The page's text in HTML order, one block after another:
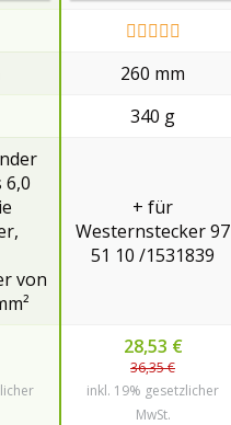
260 mm
340 g
6,0
von
+ für
Westernstecker 97
51 10 /1531839
28,53 €
36,35 €
inkl. 19% gesetzlicher
MwSt.